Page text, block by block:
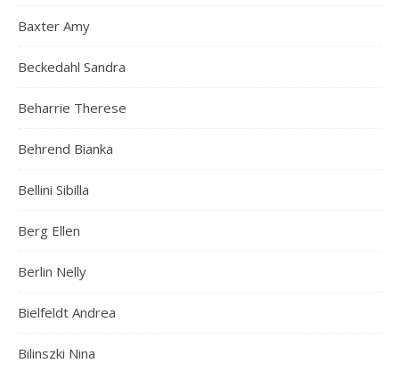
Baxter Amy
Beckedahl Sandra
Beharrie Therese
Behrend Bianka
Bellini Sibilla
Berg Ellen
Berlin Nelly
Bielfeldt Andrea
Bilinszki Nina